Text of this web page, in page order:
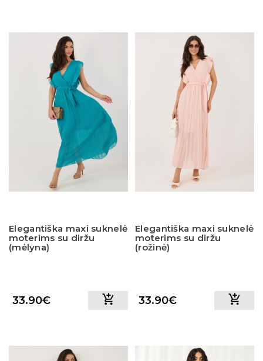
Elegantiška maxi suknelė
moterims su diržu
(mėlyna)
33.90€
Elegantiška maxi suknelė
moterims su diržu
(rožinė)
33.90€